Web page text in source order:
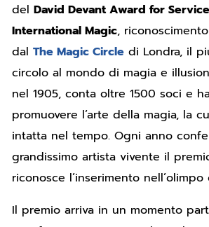
delDavid Devant Award for
International Magic,
dalThe Magic Circle di Londra, il
circolo al mondo di magia e
nel 1905, conta oltre 1500 soci e
promuovere l’arte della magia, la
intatta nel tempo. Ogni anno
grandissimo artista vivente il
riconosce l’inserimento
Il premio arriva in un momento